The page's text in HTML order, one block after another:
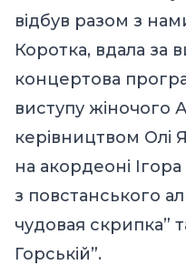
відбув разом з
Коротка, вдала за
концертова
виступу жіночого
керівництвом Олі
на акордеоні
з повстанського
чудовая скрипка”
Горській”.